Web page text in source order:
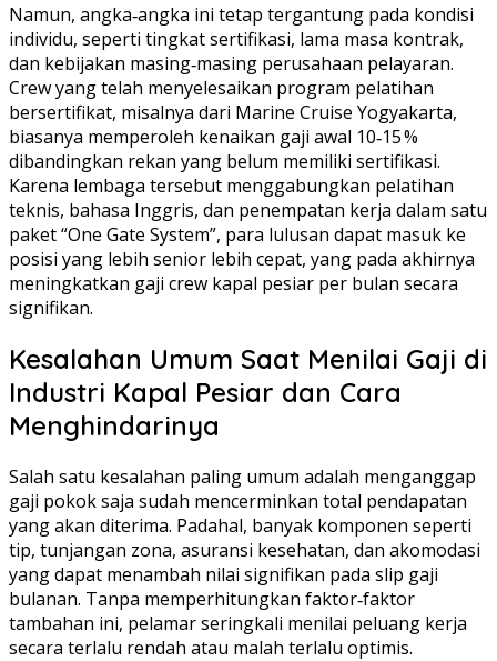
Namun, angka‑angka ini tetap tergantung pada kondisi
individu, seperti tingkat sertifikasi, lama masa kontrak,
dan kebijakan masing‑masing perusahaan pelayaran.
Crew yang telah menyelesaikan program pelatihan
bersertifikat, misalnya dari Marine Cruise Yogyakarta,
biasanya memperoleh kenaikan gaji awal 10‑15 %
dibandingkan rekan yang belum memiliki sertifikasi.
Karena lembaga tersebut menggabungkan pelatihan
teknis, bahasa Inggris, dan penempatan kerja dalam satu
paket “One Gate System”, para lulusan dapat masuk ke
posisi yang lebih senior lebih cepat, yang pada akhirnya
meningkatkan gaji crew kapal pesiar per bulan secara
signifikan.
Kesalahan Umum Saat Menilai Gaji di
Industri Kapal Pesiar dan Cara
Menghindarinya
Salah satu kesalahan paling umum adalah menganggap
gaji pokok saja sudah mencerminkan total pendapatan
yang akan diterima. Padahal, banyak komponen seperti
tip, tunjangan zona, asuransi kesehatan, dan akomodasi
yang dapat menambah nilai signifikan pada slip gaji
bulanan. Tanpa memperhitungkan faktor‑faktor
tambahan ini, pelamar seringkali menilai peluang kerja
secara terlalu rendah atau malah terlalu optimis.